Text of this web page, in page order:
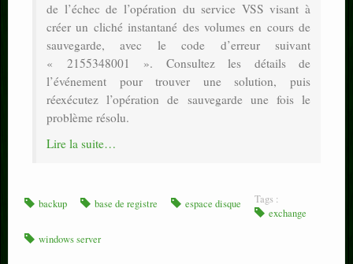
de l’échec de l’opération du service VSS visant à
créer un cliché instantané des volumes en cours de
sauvegarde, avec le code d’erreur suivant
« 2155348001 ». Consultez les détails de
l’événement pour trouver une solution, puis
réexécutez l’opération de sauvegarde une fois le
problème résolu.
Lire la suite…
Tags :
backup base de registre espace disque
exchange
windows server